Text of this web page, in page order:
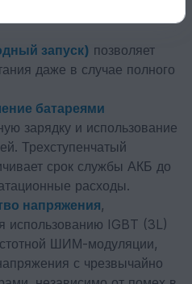
запуск) позволяет
даже в случае полного
батареями
зарядку и использование
Трехступенчатый
срок службы АКБ до
расходы.
напряжения,
использованию IGBT (3L)
ШИМ-модуляции,
с чрезвычайно